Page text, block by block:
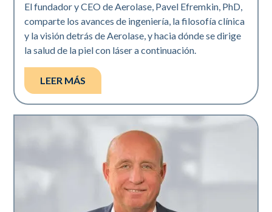
El fundador y CEO de Aerolase, Pavel Efremkin, PhD,
comparte los avances de ingeniería, la filosofía clínica
y la visión detrás de Aerolase, y hacia dónde se dirige
la salud de la piel con láser a continuación.
LEER MÁS